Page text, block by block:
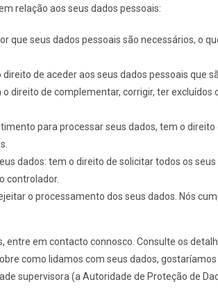
relação aos seus dados pessoais:
que seus dados pessoais são necessários, o
direito de aceder aos seus dados pessoais que
direito de complementar, corrigir, ter
para processar seus dados, tem o
dados: tem o direito de solicitar todos os
controlador.
o processamento dos seus dados. Nós
entre em contacto connosco. Consulte os
como lidamos com seus dados,
supervisora (a Autoridade de Proteção de